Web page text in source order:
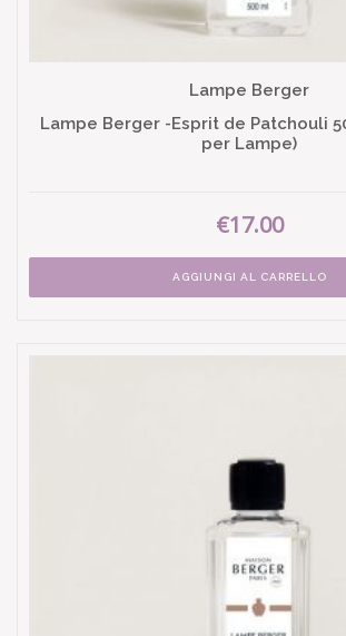
Lampe Berger
Lampe Berger -Esprit de Patchouli
per Lampe)
€17.00
AGGIUNGI AL CARRELLO